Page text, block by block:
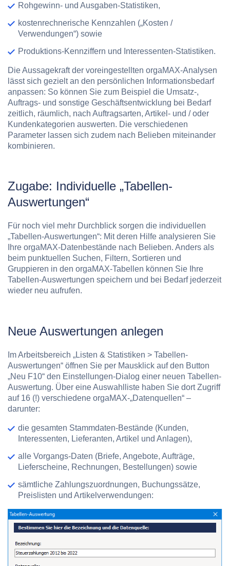
Rohgewinn- und Ausgaben-Statistiken,
kostenrechnerische Kennzahlen („Kosten /
Verwendungen“) sowie
Produktions-Kennziffern und Interessenten-Statistiken.
Die Aussagekraft der voreingestellten orgaMAX-Analysen
lässt sich gezielt an den persönlichen Informationsbedarf
anpassen: So können Sie zum Beispiel die Umsatz-,
Auftrags- und sonstige Geschäftsentwicklung bei Bedarf
zeitlich, räumlich, nach Auftragsarten, Artikel- und / oder
Kundenkategorien auswerten. Die verschiedenen
Parameter lassen sich zudem nach Belieben miteinander
kombinieren.
Zugabe: Individuelle „Tabellen-
Auswertungen“
Für noch viel mehr Durchblick sorgen die individuellen
„Tabellen-Auswertungen“: Mit deren Hilfe analysieren Sie
Ihre orgaMAX-Datenbestände nach Belieben. Anders als
beim punktuellen Suchen, Filtern, Sortieren und
Gruppieren in den orgaMAX-Tabellen können Sie Ihre
Tabellen-Auswertungen speichern und bei Bedarf jederzeit
wieder neu aufrufen.
Neue Auswertungen anlegen
Im Arbeitsbereich „Listen & Statistiken > Tabellen-
Auswertungen“ öffnen Sie per Mausklick auf den Button
„Neu F10“ den Einstellungen-Dialog einer neuen Tabellen-
Auswertung. Über eine Auswahlliste haben Sie dort Zugriff
auf 16 (!) verschiedene orgaMAX-„Datenquellen“ –
darunter:
die gesamten Stammdaten-Bestände (Kunden,
Interessenten, Lieferanten, Artikel und Anlagen),
alle Vorgangs-Daten (Briefe, Angebote, Aufträge,
Lieferscheine, Rechnungen, Bestellungen) sowie
sämtliche Zahlungszuordnungen, Buchungssätze,
Preislisten und Artikelverwendungen: